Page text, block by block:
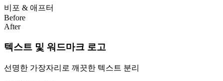
비포 & 애프터
Before
After
텍스트 및 워드마크 로고
선명한 가장자리로 깨끗한 텍스트 분리